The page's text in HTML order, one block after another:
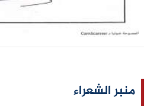
منبر الشعراء